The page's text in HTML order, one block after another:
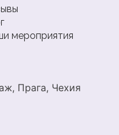
мероприятия
Прага, Чехия